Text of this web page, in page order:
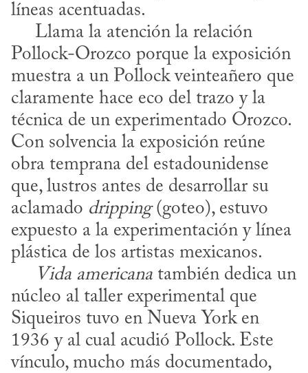
líneas acentuadas.
Pollock-Orozco porque la exposición
muestra a un Pollock veinteañero que
claramente hace eco del trazo y la
técnica de un experimentado Orozco.
Con solvencia la exposición reúne
obra temprana del estadounidense
que, lustros antes de desarrollar su
aclamado dripping (goteo), estuvo
expuesto a la experimentación y línea
plástica de los artistas mexicanos.
Vida americana también dedica un
núcleo al taller experimental que
Siqueiros tuvo en Nueva York en
1936 y al cual acudió Pollock. Este
vínculo, mucho más documentado,